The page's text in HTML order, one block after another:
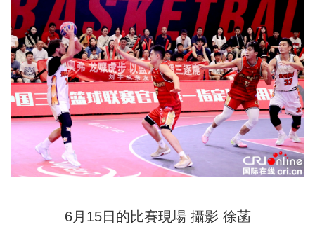
6月15日的比賽現場 攝影 徐菡